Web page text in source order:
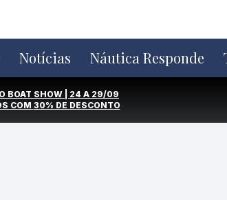
Notícias Náutica Responde
BOAT SHOW | 24 A 29/09
COM 30% DE DESCONTO